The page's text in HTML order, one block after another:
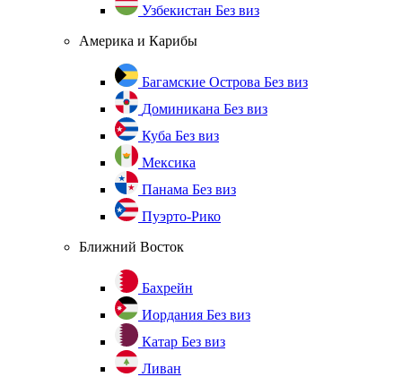
Узбекистан Без виз
Америка и Карибы
Багамские Острова Без виз
Доминикана Без виз
Куба Без виз
Мексика
Панама Без виз
Пуэрто-Рико
Ближний Восток
Бахрейн
Иордания Без виз
Катар Без виз
Ливан